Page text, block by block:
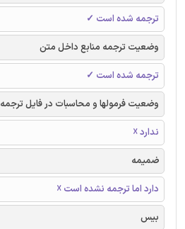
ترجمه شده است ✓
وضعیت ترجمه منابع داخل متن
ترجمه شده است ✓
وضعیت فرمولها و محاسبات در فایل ترجمه
ندارد ☓
ضمیمه
دارد اما ترجمه نشده است ☓
بیس